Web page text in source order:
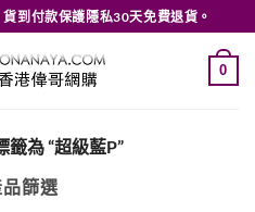
到付款保護隱私30天免費退貨。
0
籤為 “超級藍P”
品篩選